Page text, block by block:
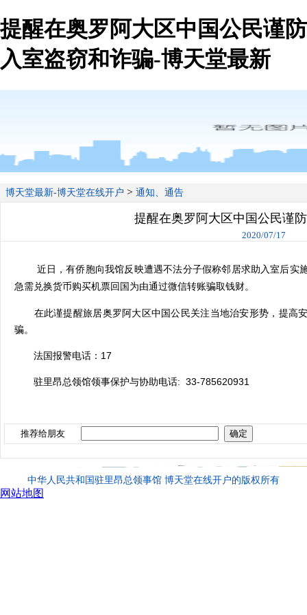
提醒在奥罗阿大区中国公民谨防
入室盗窃和诈骗-博天堂最新
博天堂最新-博天堂在线开户 > 通知、通告
提醒在奥罗阿大区中国公民谨
2020/07/17
近日，有侨胞向我馆反映遭遇不法分子假称邻居求助入室后实
急需兑换货币购买机票回国为由通过微信转账骗取钱财。
在此谨提醒旅居奥罗阿大区中国公民关注当地治安形势，提高
骗。
法国报警电话： 17
驻里昂总领馆领事保护与协助电话: 33-785620931
推荐给朋友
中华人民共和国驻里昂总领事馆 博天堂在线开户的版权所有
网站地图